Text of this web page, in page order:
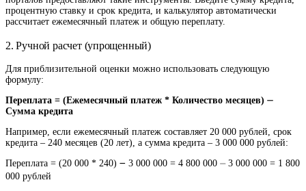
процентную ставку и срок кредита, и калькулятор автоматически
рассчитает ежемесячный платеж и общую переплату.
2. Ручной расчет (упрощенный)
Для приблизительной оценки можно использовать следующую
формулу:
Переплата = (Ежемесячный платеж * Количество месяцев) ⏤
Сумма кредита
Например, если ежемесячный платеж составляет 20 000 рублей, срок
кредита – 240 месяцев (20 лет), а сумма кредита – 3 000 000 рублей:
Переплата = (20 000 * 240) ౼ 3 000 000 = 4 800 000 ⏤ 3 000 000 = 1 800
000 рублей